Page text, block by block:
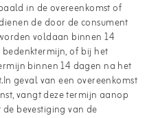
in de overeenkomst of
de door de consument
voldaan binnen 14
of bij het
binnen 14 dagen na het
geval van een overeenkomst
vangt deze termijn aanop
bevestiging van de